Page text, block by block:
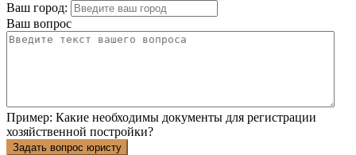
Ваш город:
Ваш вопрос
Пример: Какие необходимы документы для регистрации
хозяйственной постройки?
Задать вопрос юристу